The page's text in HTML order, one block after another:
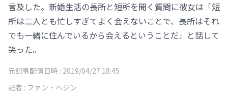
言及した。新婚生活の長所と短所を聞く質問に彼女は「短
所は二人とも忙しすぎてよく会えないことで、長所はそれ
でも一緒に住んでいるから会えるということだ」と話して
笑った。
元記事配信日時 : 2019/04/27 18:45
記者 : ファン・ヘジン